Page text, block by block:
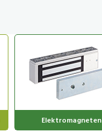
Elektromagneten